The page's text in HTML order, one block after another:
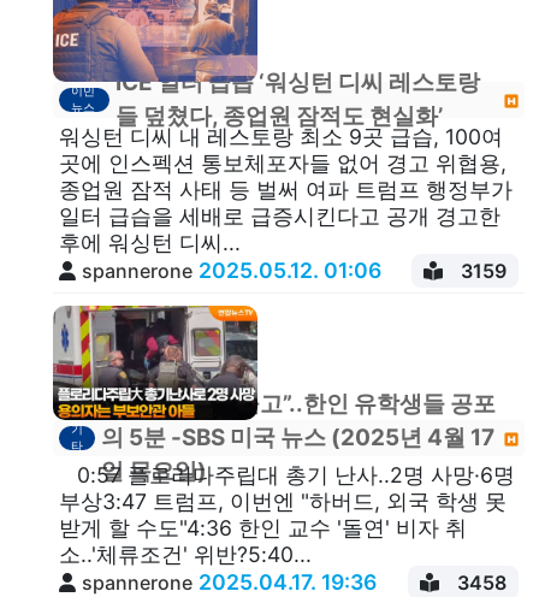
이민
뉴스
ICE 일터 급습 ‘워싱턴 디씨 레스토랑
들 덮쳤다, 종업원 잠적도 현실화’
워싱턴 디씨 내 레스토랑 최소 9곳 급습, 100여
곳에 인스펙션 통보체포자들 없어 경고 위협용,
종업원 잠적 사태 등 벌써 여파 트럼프 행정부가
일터 급습을 세배로 급증시킨다고 공개 경고한
후에 워싱턴 디씨...
spannerone 2025.05.12. 01:06 3159
기
타
[속보] “숨고, 울고”..한인 유학생들 공포
의 5분 -SBS 미국 뉴스 (2025년 4월 17
일 목요일)
0:57 플로리다주립대 총기 난사..2명 사망·6명
부상3:47 트럼프, 이번엔 "하버드, 외국 학생 못
받게 할 수도"4:36 한인 교수 '돌연' 비자 취
소..'체류조건' 위반?5:40...
spannerone 2025.04.17. 19:36 3458